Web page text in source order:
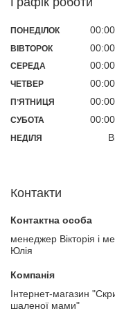
ПОНЕДІЛОК 00:00
ВІВТОРОК 00:00
СЕРЕДА 00:00
ЧЕТВЕР 00:00
ПʼЯТНИЦЯ 00:00
СУБОТА 00:00
НЕДІЛЯ
Контакти
менеджер Вікторія і
Юлія
Інтернет-магазин
шаленої мами"